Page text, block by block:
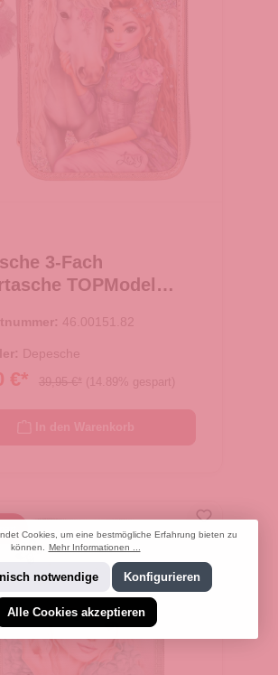
3-Fach
TOPModel
46.00151.82
Depesche
€* 39,95 €* (14.89% gespart)
Cookies, um eine bestmögliche Erfahrung bieten zu
können. Mehr Informationen ...
notwendige Konfigurieren
Alle Cookies akzeptieren